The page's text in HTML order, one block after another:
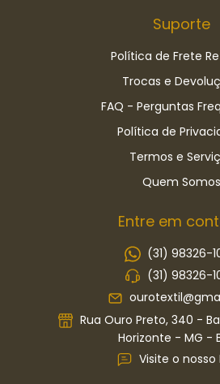
Suporte
Política de Frete
Trocas e
FAQ - Perguntas
Política de
Termos e
Quem Somos
Entre em
(31) 98326-
(31) 98326-
Rua Ouro Preto, 340 -
Horizonte - MG -
Visite o nosso